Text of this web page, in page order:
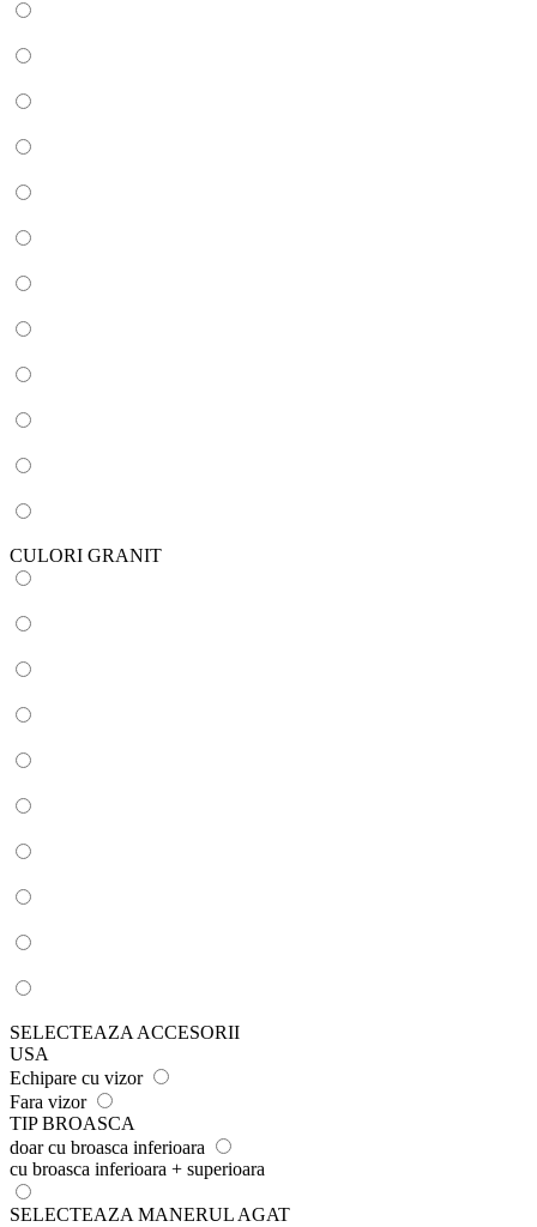
CULORI GRANIT
SELECTEAZA ACCESORII
USA
Echipare cu vizor
Fara vizor
TIP BROASCA
doar cu broasca inferioara
cu broasca inferioara + superioara
SELECTEAZA MANERUL AGAT